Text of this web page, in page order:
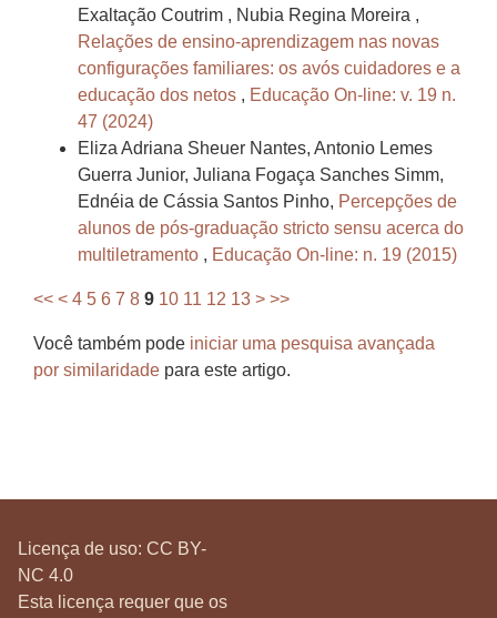
Exaltação Coutrim , Nubia Regina Moreira ,
Relações de ensino-aprendizagem nas novas
configurações familiares: os avós cuidadores e a
educação dos netos , Educação On-line: v. 19 n.
47 (2024)
Eliza Adriana Sheuer Nantes, Antonio Lemes
Guerra Junior, Juliana Fogaça Sanches Simm,
Ednéia de Cássia Santos Pinho, Percepções de
alunos de pós-graduação stricto sensu acerca do
multiletramento , Educação On-line: n. 19 (2015)
<< < 4 5 6 7 8 9 10 11 12 13 > >>
Você também pode iniciar uma pesquisa avançada
por similaridade para este artigo.
Licença de uso: CC BY-
NC 4.0
Esta licença requer que os